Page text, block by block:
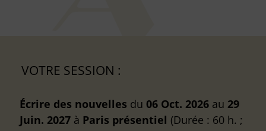
VOTRE SESSION :
Écrire des nouvelles du 06 Oct. 2026 au 29
Juin. 2027 à Paris présentiel (Durée : 60 h. ;